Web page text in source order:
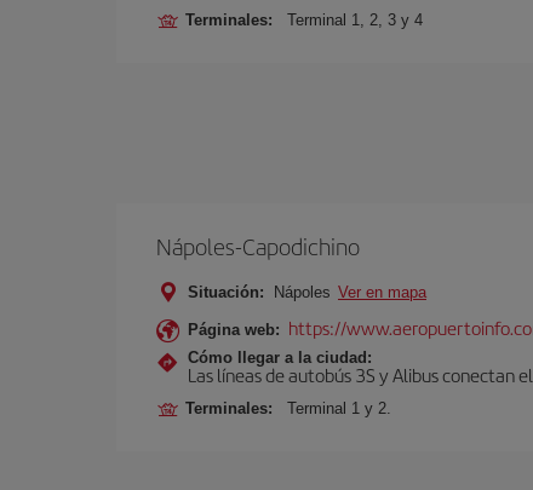
Terminales: Terminal 1, 2, 3 y 4
Nápoles-Capodichino
Situación: Nápoles Ver en mapa
Página web: https://
Cómo llegar a la ciudad:
Las líneas de autobús 3S y Alibus conectan
Terminales: Terminal 1 y 2.